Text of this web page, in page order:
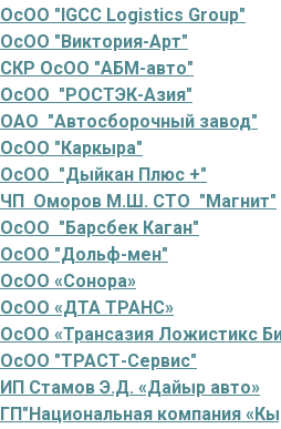
ОсОО "IGCC Logistics Group"
ОсОО "Виктория-Арт"
СКР ОсОО "АБМ-авто"
ОсОО "РОСТЭК-Азия"
ОАО "Автосборочный завод"
ОсОО "Каркыра"
ОсОО "Дыйкан Плюс +"
ЧП Оморов М.Ш. СТО "Магнит"
ОсОО "Барсбек Каган"
ОсОО "Дольф-мен"
ОсОО «Сонора»
ОсОО «ДТА ТРАНС»
ОсОО «Трансазия Ложистикс
ОсОО "ТРАСТ-Сервис"
ИП Стамов Э.Д. «Дайыр авто»
ГП"Национальная компания